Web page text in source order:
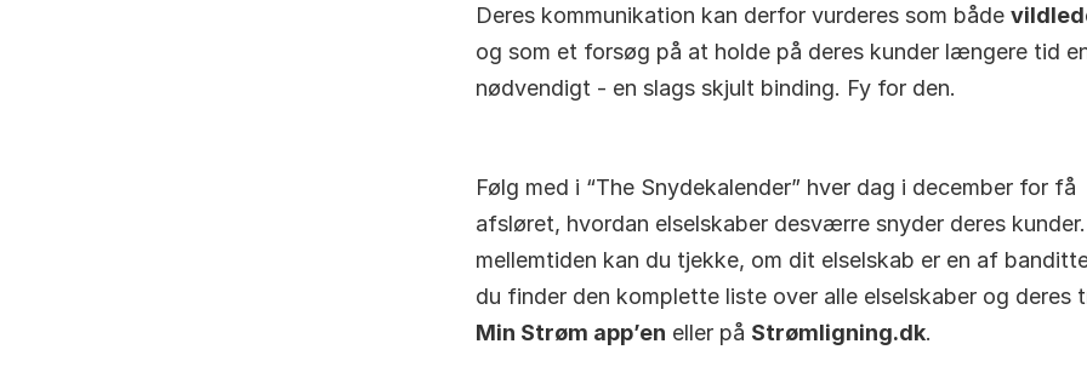
Deres kommunikation kan derfor vurderes som både
og som et forsøg på at holde på deres kunder længere tid
nødvendigt - en slags skjult binding. Fy for den.
Følg med i “The Snydekalender” hver dag i december for få
afsløret, hvordan elselskaber desværre snyder deres
mellemtiden kan du tjekke, om dit elselskab er en af
Min Strøm app’en eller på Strømligning.dk.